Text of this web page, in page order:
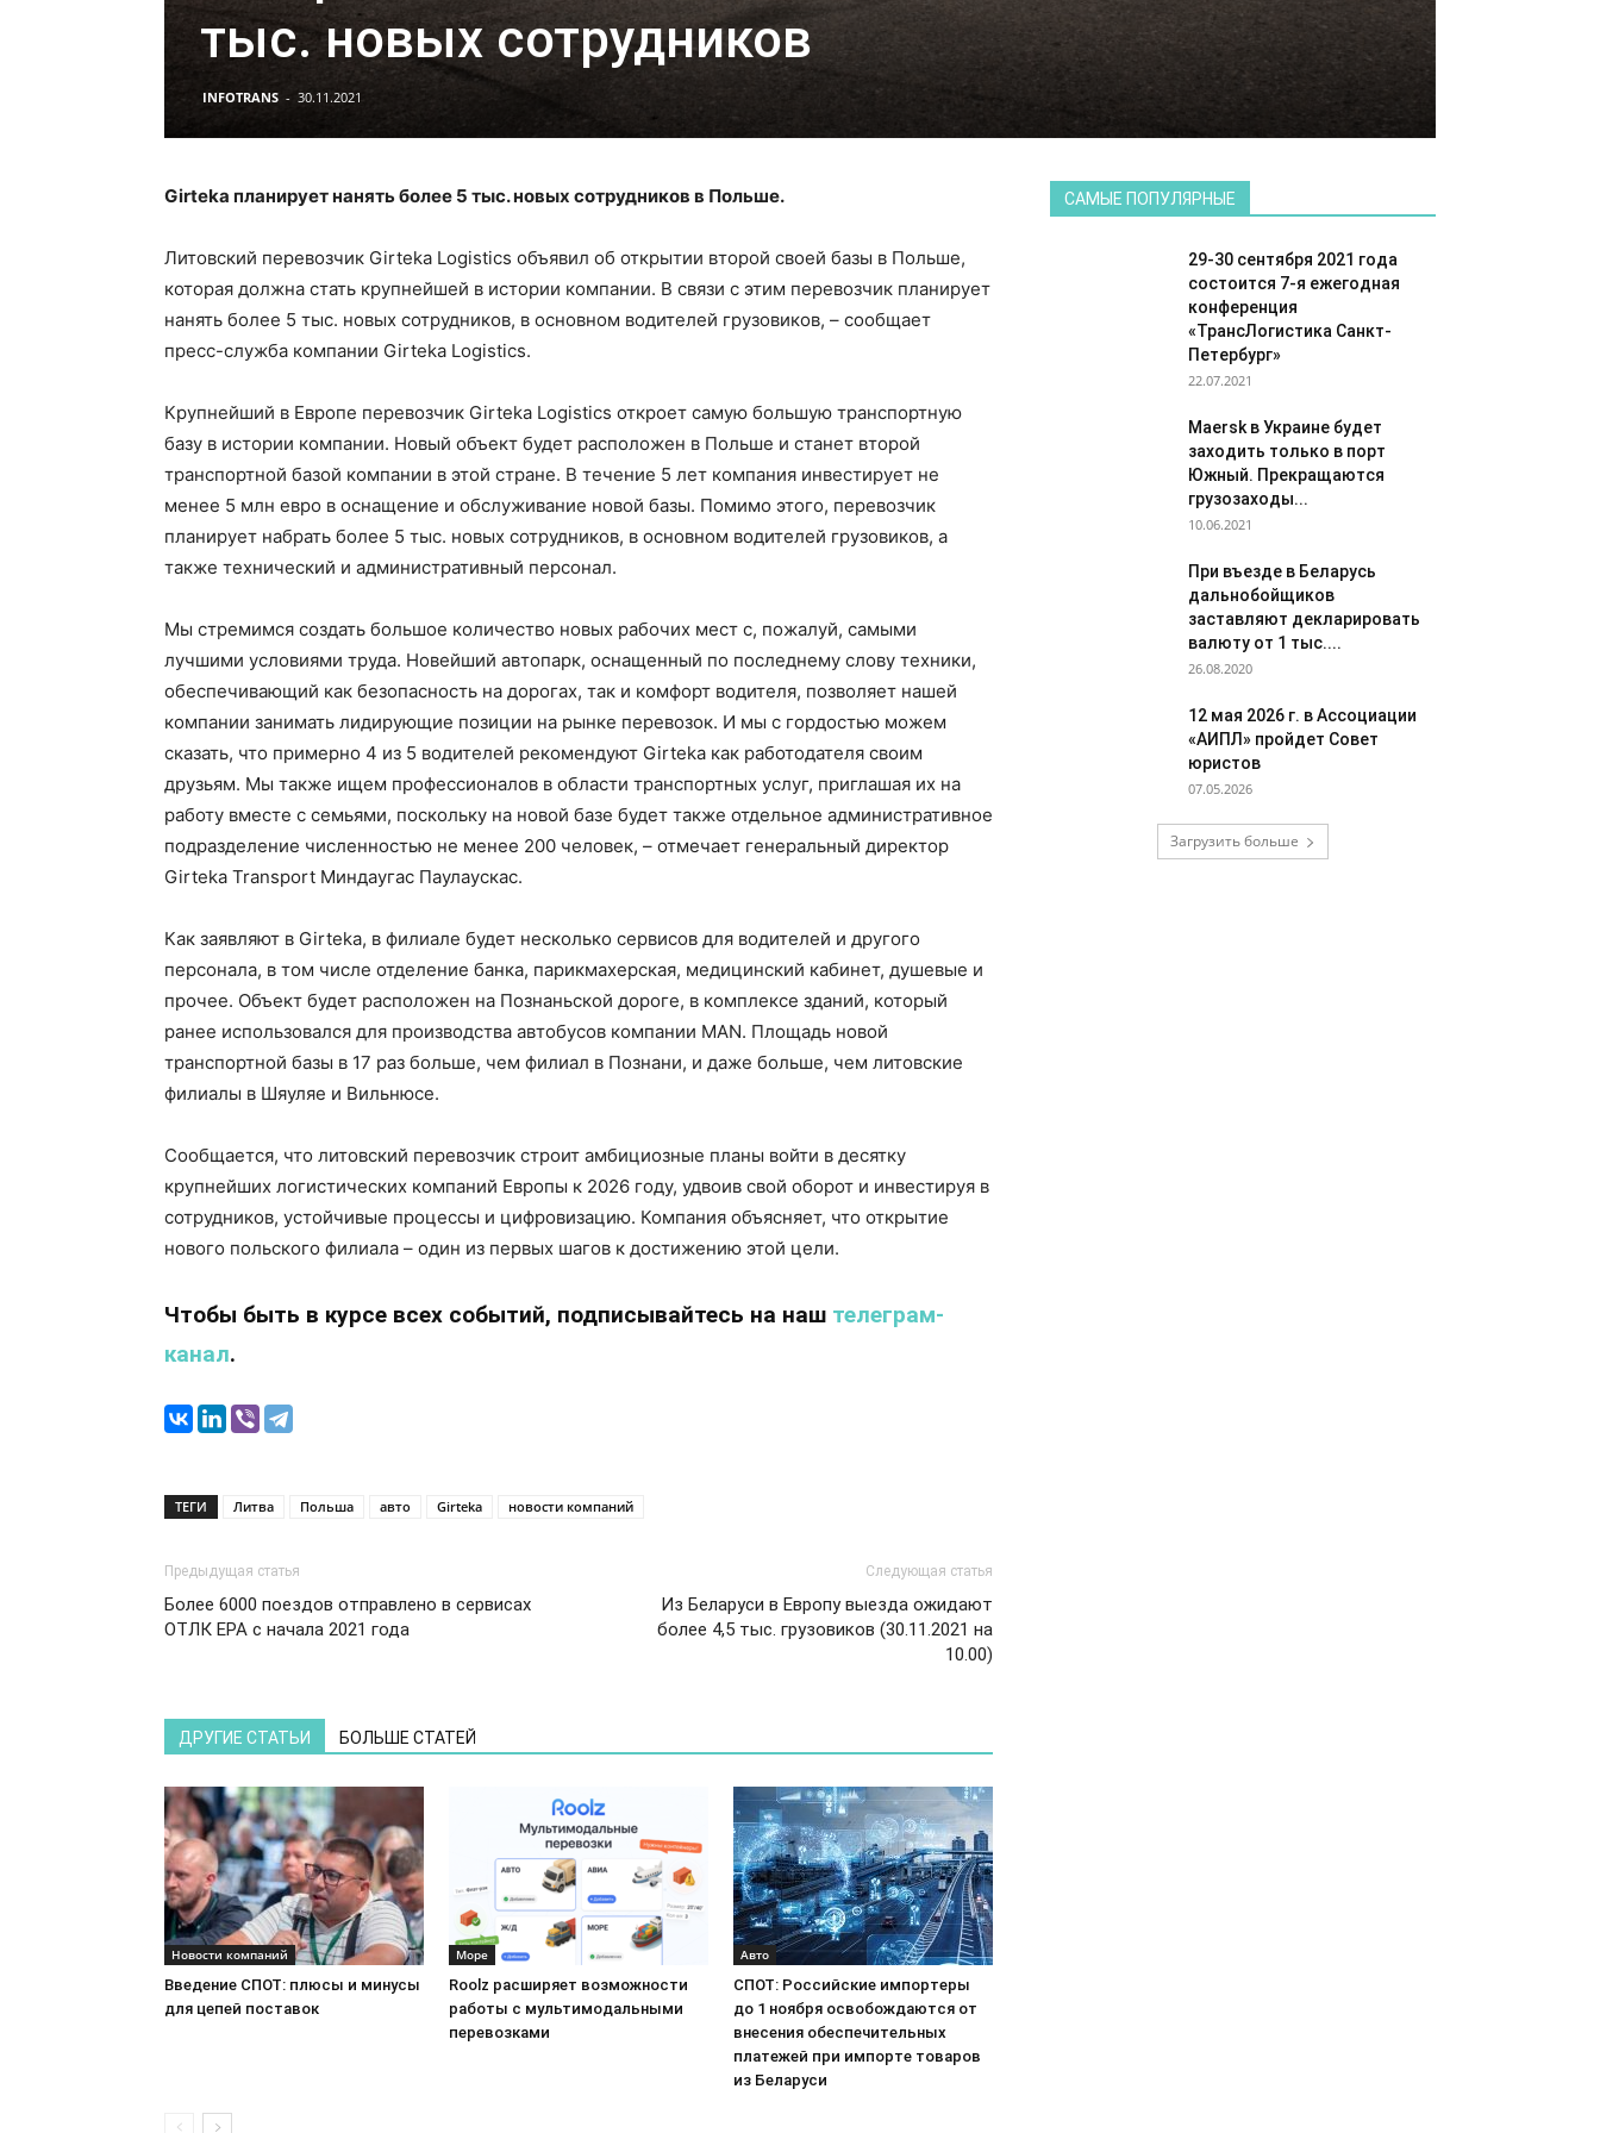
тыс. новых сотрудников
INFOTRANS - 30.11.2021
Girteka планирует нанять более 5 тыс. новых сотрудников в Польше.
Литовский перевозчик Girteka Logistics объявил об открытии второй своей базы в Польше,
которая должна стать крупнейшей в истории компании. В связи с этим перевозчик планирует
нанять более 5 тыс. новых сотрудников, в основном водителей грузовиков, – сообщает
пресс-служба компании Girteka Logistics.
Крупнейший в Европе перевозчик Girteka Logistics откроет самую большую транспортную
базу в истории компании. Новый объект будет расположен в Польше и станет второй
транспортной базой компании в этой стране. В течение 5 лет компания инвестирует не
менее 5 млн евро в оснащение и обслуживание новой базы. Помимо этого, перевозчик
планирует набрать более 5 тыс. новых сотрудников, в основном водителей грузовиков, а
также технический и административный персонал.
Мы стремимся создать большое количество новых рабочих мест с, пожалуй, самыми
лучшими условиями труда. Новейший автопарк, оснащенный по последнему слову техники,
обеспечивающий как безопасность на дорогах, так и комфорт водителя, позволяет нашей
компании занимать лидирующие позиции на рынке перевозок. И мы с гордостью можем
сказать, что примерно 4 из 5 водителей рекомендуют Girteka как работодателя своим
друзьям. Мы также ищем профессионалов в области транспортных услуг, приглашая их на
работу вместе с семьями, поскольку на новой базе будет также отдельное административное
подразделение численностью не менее 200 человек, – отмечает генеральный директор
Girteka Transport Миндаугас Паулаускас.
Как заявляют в Girteka, в филиале будет несколько сервисов для водителей и другого
персонала, в том числе отделение банка, парикмахерская, медицинский кабинет, душевые и
прочее. Объект будет расположен на Познаньской дороге, в комплексе зданий, который
ранее использовался для производства автобусов компании MAN. Площадь новой
транспортной базы в 17 раз больше, чем филиал в Познани, и даже больше, чем литовские
филиалы в Шяуляе и Вильнюсе.
Сообщается, что литовский перевозчик строит амбициозные планы войти в десятку
крупнейших логистических компаний Европы к 2026 году, удвоив свой оборот и инвестируя в
сотрудников, устойчивые процессы и цифровизацию. Компания объясняет, что открытие
нового польского филиала – один из первых шагов к достижению этой цели.
Чтобы быть в курсе всех событий, подписывайтесь на наш телеграм-
канал.
ТЕГИ Литва Польша авто Girteka новости компаний
Предыдущая статья
Более 6000 поездов отправлено в сервисах
ОТЛК ЕРА с начала 2021 года
Следующая статья
Из Беларуси в Европу выезда ожидают
более 4,5 тыс. грузовиков (30.11.2021 на
10.00)
ДРУГИЕ СТАТЬИ БОЛЬШЕ СТАТЕЙ
Новости компаний
Введение СПОТ: плюсы и минусы
для цепей поставок
Море
Roolz расширяет возможности
работы с мультимодальными
перевозками
Авто
СПОТ: Российские импортеры
до 1 ноября освобождаются от
внесения обеспечительных
платежей при импорте товаров
из Беларуси
САМЫЕ ПОПУЛЯРНЫЕ
29-30 сентября 2021 года
состоится 7-я ежегодная
конференция
«ТрансЛогистика Санкт-
Петербург»
22.07.2021
Maersk в Украине будет
заходить только в порт
Южный. Прекращаются
грузозаходы...
10.06.2021
При въезде в Беларусь
дальнобойщиков
заставляют декларировать
валюту от 1 тыс....
26.08.2020
12 мая 2026 г. в Ассоциации
«АИПЛ» пройдет Совет
юристов
07.05.2026
Загрузить больше